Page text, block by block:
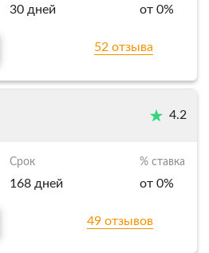
52 отзыва
30 дней от 0%
4.2
49 отзывов
Срок
168 дней
% ставка
от 0%